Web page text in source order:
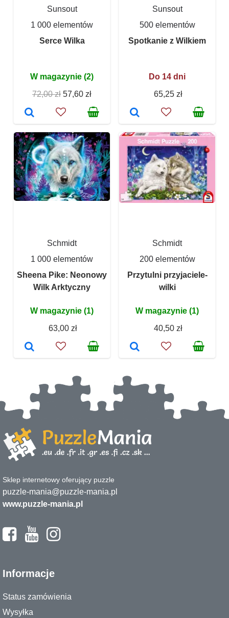
Sunsout
1 000 elementów
Serce Wilka
W magazynie (2)
72,00 zł 57,60 zł
Sunsout
500 elementów
Spotkanie z Wilkiem
Do 14 dni
65,25 zł
Schmidt
1 000 elementów
Sheena Pike: Neonowy
Wilk Arktyczny
W magazynie (1)
63,00 zł
Schmidt
200 elementów
Przytulni przyjaciele-
wilki
W magazynie (1)
40,50 zł
Sklep internetowy oferujący puzzle
puzzle-mania@puzzle-mania.pl
www.puzzle-mania.pl
Informacje
Status zamówienia
Wysyłka